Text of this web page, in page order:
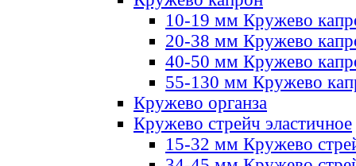
10-19 мм Кружево
20-38 мм Кружево
40-50 мм Кружево
55-130 мм Кружево
Кружево органза
Кружево стрейч эластичное
15-32 мм Кружево